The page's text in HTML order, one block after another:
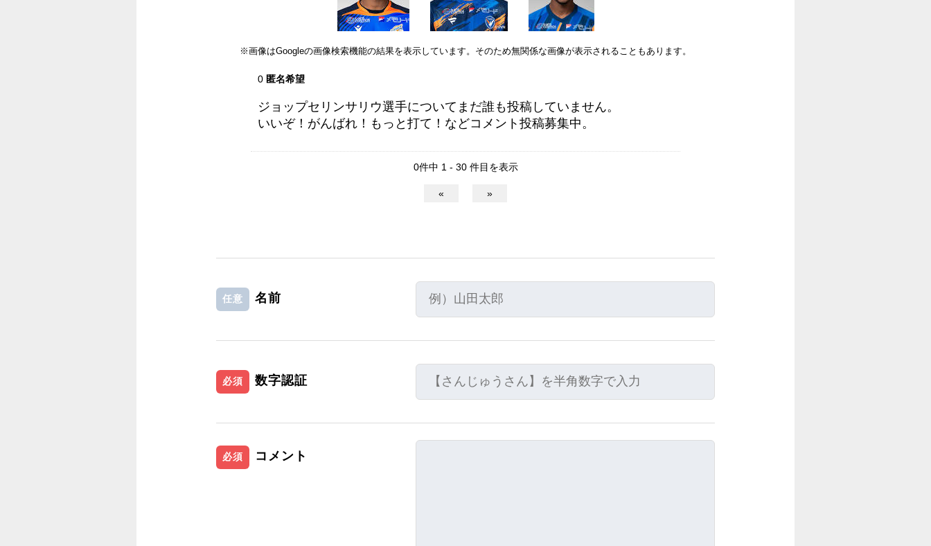
※画像はGoogleの画像検索機能の結果を表示しています。そのため無関係な画像が表示されることもあります。
0 匿名希望
ジョップセリンサリウ選手についてまだ誰も投稿していません。
いいぞ！がんばれ！もっと打て！などコメント投稿募集中。
0件中 1 - 30 件目を表示
« »
任意 名前
必須 数字認証
必須 コメント